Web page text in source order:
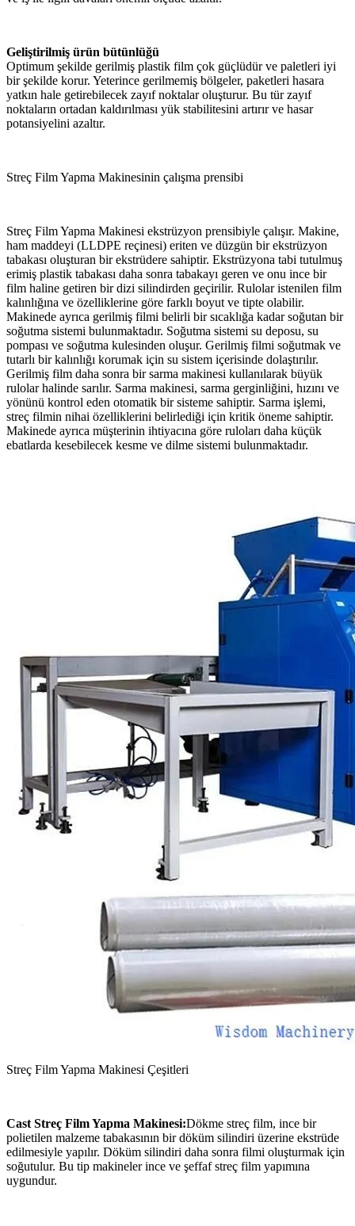
Geliştirilmiş ürün bütünlüğü
Optimum şekilde gerilmiş plastik film çok güçlüdür ve paletleri iyi
bir şekilde korur. Yeterince gerilmemiş bölgeler, paketleri hasara
yatkın hale getirebilecek zayıf noktalar oluşturur. Bu tür zayıf
noktaların ortadan kaldırılması yük stabilitesini artırır ve hasar
potansiyelini azaltır.
Streç Film Yapma Makinesinin çalışma prensibi
Streç Film Yapma Makinesi ekstrüzyon prensibiyle çalışır. Makine,
ham maddeyi (LLDPE reçinesi) eriten ve düzgün bir ekstrüzyon
tabakası oluşturan bir ekstrüdere sahiptir. Ekstrüzyona tabi tutulmuş
erimiş plastik tabakası daha sonra tabakayı geren ve onu ince bir
film haline getiren bir dizi silindirden geçirilir. Rulolar istenilen film
kalınlığına ve özelliklerine göre farklı boyut ve tipte olabilir.
Makinede ayrıca gerilmiş filmi belirli bir sıcaklığa kadar soğutan bir
soğutma sistemi bulunmaktadır. Soğutma sistemi su deposu, su
pompası ve soğutma kulesinden oluşur. Gerilmiş filmi soğutmak ve
tutarlı bir kalınlığı korumak için su sistem içerisinde dolaştırılır.
Gerilmiş film daha sonra bir sarma makinesi kullanılarak büyük
rulolar halinde sarılır. Sarma makinesi, sarma gerginliğini, hızını ve
yönünü kontrol eden otomatik bir sisteme sahiptir. Sarma işlemi,
streç filmin nihai özelliklerini belirlediği için kritik öneme sahiptir.
Makinede ayrıca müşterinin ihtiyacına göre ruloları daha küçük
ebatlarda kesebilecek kesme ve dilme sistemi bulunmaktadır.
Streç Film Yapma Makinesi Çeşitleri
Cast Streç Film Yapma Makinesi:Dökme streç film, ince bir
polietilen malzeme tabakasının bir döküm silindiri üzerine ekstrüde
edilmesiyle yapılır. Döküm silindiri daha sonra filmi oluşturmak için
soğutulur. Bu tip makineler ince ve şeffaf streç film yapımına
uygundur.